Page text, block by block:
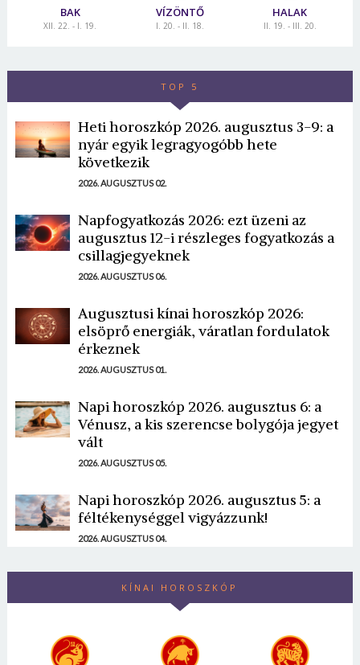
BAK
XII. 22. - I. 19.
VÍZÖNTŐ
I. 20. - II. 18.
HALAK
II. 19. - III. 20.
TOP 5
Heti horoszkóp 2026. augusztus 3-9: a
nyár egyik legragyogóbb hete
következik
2026. AUGUSZTUS 02.
Napfogyatkozás 2026: ezt üzeni az
augusztus 12-i részleges fogyatkozás a
csillagjegyeknek
2026. AUGUSZTUS 06.
Augusztusi kínai horoszkóp 2026:
elsöprő energiák, váratlan fordulatok
érkeznek
2026. AUGUSZTUS 01.
Napi horoszkóp 2026. augusztus 6: a
Vénusz, a kis szerencse bolygója jegyet
vált
2026. AUGUSZTUS 05.
Napi horoszkóp 2026. augusztus 5: a
féltékenységgel vigyázzunk!
2026. AUGUSZTUS 04.
KÍNAI HOROSZKÓP